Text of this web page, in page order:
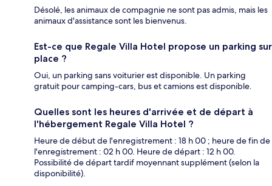
Désolé, les animaux de compagnie ne sont pas admis, mais les
animaux d'assistance sont les bienvenus.
Est-ce que Regale Villa Hotel propose un parking sur
place ?
Oui, un parking sans voiturier est disponible. Un parking
gratuit pour camping-cars, bus et camions est disponible.
Quelles sont les heures d'arrivée et de départ à
l'hébergement Regale Villa Hotel ?
Heure de début de l'enregistrement : 18 h 00 ; heure de fin de
l'enregistrement : 02 h 00. Heure de départ : 12 h 00.
Possibilité de départ tardif moyennant supplément (selon la
disponibilité).